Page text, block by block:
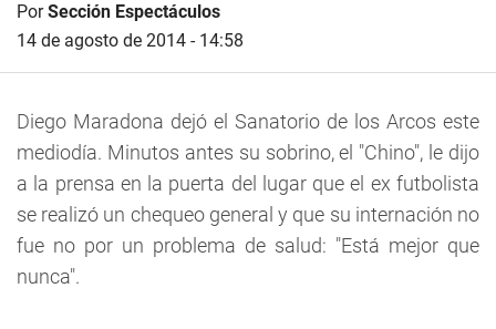
PorSección Espectáculos
14 de agosto de 2014 - 14:58
Diego Maradona dejó el Sanatorio de los Arcos este
mediodía. Minutos antes su sobrino, el "Chino", le dijo
a la prensa en la puerta del lugar que el ex futbolista
se realizó un chequeo general y que su internación no
fue no por un problema de salud: "Está mejor que
nunca".